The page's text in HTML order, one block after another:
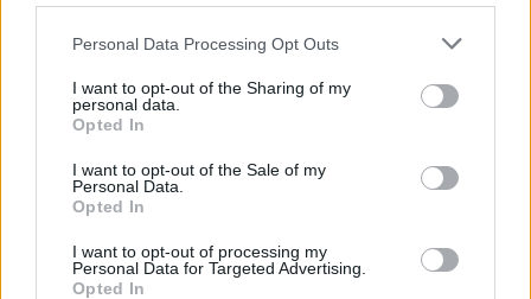
Please note that this website/app uses one or more Google
not limited to your visit or usage behaviour. You may click to
grant or deny consent to Google and its third-party tags to
use your data for below specified purposes in below Google
consent section.
Personal Data Processing Opt Outs
I want to opt-out of the Sharing of my
personal data.
Opted In
I want to opt-out of the Sale of my
Personal Data.
Opted In
I want to opt-out of processing my
Personal Data for Targeted Advertising.
Opted In
KÖZREMŰKÖDIK:
Várallyay Petra - zongora, ének, hegedű
Berta Zalán - basszusgitár
Szikora Balázs – dob